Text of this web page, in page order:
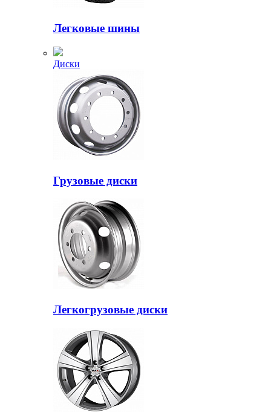
Легковые шины
Диски
Грузовые диски
Легкогрузовые диски